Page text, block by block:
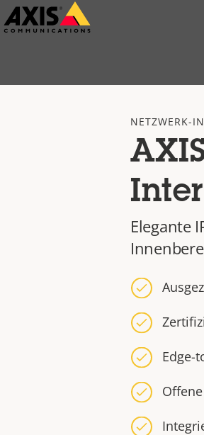
Zum
Hauptinhalt
NETZWERK-
Elegante
Edge-